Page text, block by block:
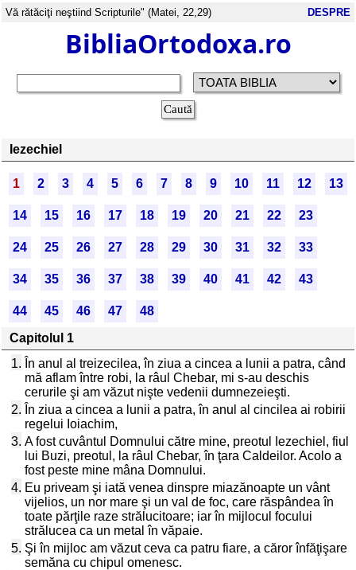
Vă rătăciţi neştiind Scripturile" (Matei, 22,29) DESPRE
BibliaOrtodoxa.ro
Iezechiel
1 2 3 4 5 6 7 8 9 10 11 12 13
14 15 16 17 18 19 20 21 22 23
24 25 26 27 28 29 30 31 32 33
34 35 36 37 38 39 40 41 42 43
44 45 46 47
48
Capitolul 1
1. În anul al treizecilea, în ziua a cincea a lunii a patra, când
mă aflam între robi, la râul Chebar, mi s-au deschis
cerurile şi am văzut nişte vedenii dumnezeieşti.
2. În ziua a cincea a lunii a patra, în anul al cincilea ai robirii
regelui Ioiachim,
3. A fost cuvântul Domnului către mine, preotul Iezechiel, fiul
lui Buzi, preotul, la râul Chebar, în ţara Caldeilor. Acolo a
fost peste mine mâna Domnului.
4. Eu priveam şi iată venea dinspre miazănoapte un vânt
vijelios, un nor mare şi un val de foc, care răspândea în
toate părţile raze strălucitoare; iar în mijlocul focului
strălucea ca un metal în văpaie.
5. Şi în mijloc am văzut ceva ca patru fiare, a căror înfăţişare
semăna cu chipul omenesc.